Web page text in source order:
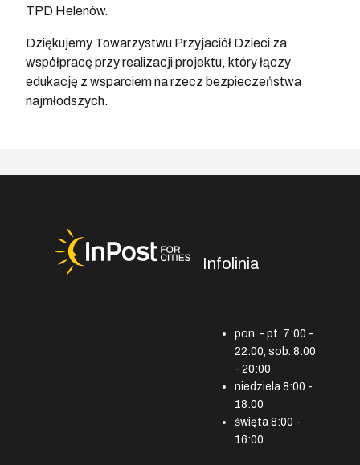
TPD Helenów.
Dziękujemy Towarzystwu Przyjaciół Dzieci za
współpracę przy realizacji projektu, który łączy
edukację z wsparciem na rzecz bezpieczeństwa
najmłodszych.
Infolinia
pon. - pt. 7:00 -
22:00, sob. 8:00
- 20:00
niedziela 8:00 -
18:00
święta 8:00 -
16:00